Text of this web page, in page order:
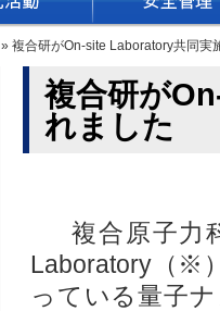
» 複合研がOn-site Laboratory共同実
複合研が
れました
複合原子力
Laboratory（※
っている量子